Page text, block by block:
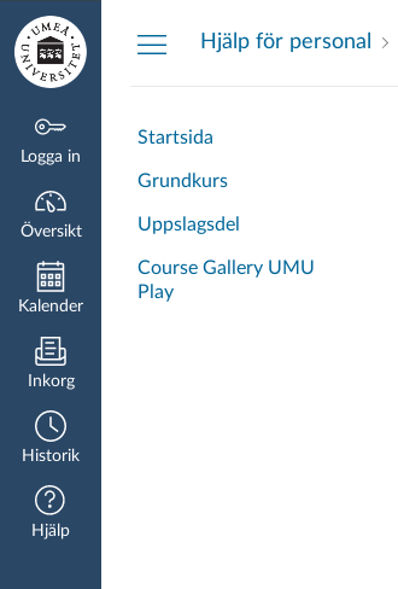
Översikt
Logga in
Översikt
Kalender
Inkorg
Historik
Hjälp
Hjälp för personal
Startsida
Grundkurs
Uppslagsdel
Course Gallery UMU
Play